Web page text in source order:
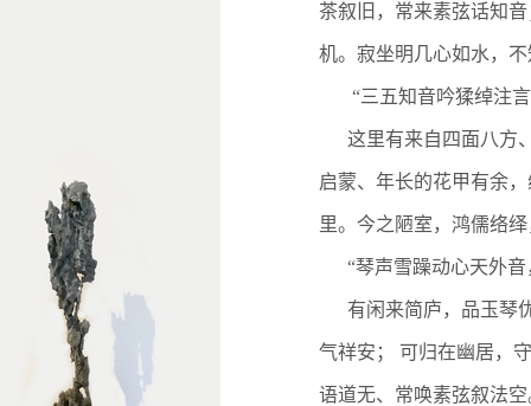
茶叙旧，常来素弦话知
机。寂坐明几心如水，
“三五知音吟猱绰注
这里有来自四面八方
启蒙、年长的花甲有余
里。今之陋室，鸿儒络
“琴声雪躁动心天外
有闲来简庐，品玉琴
气祥安； 可归在幽居，
语道无、常唤素弦叙法